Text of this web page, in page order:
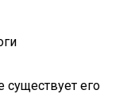
существует его